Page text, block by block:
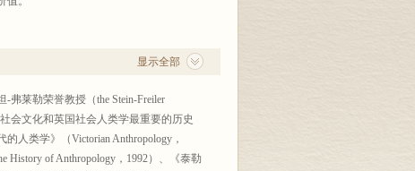
显示全部
-弗莱勒荣誉教授（the Stein-Freiler
社会文化和英国社会人类学最重要的历史
人类学》（Victorian Anthropology，
History of Anthropology，1992）、《泰勒